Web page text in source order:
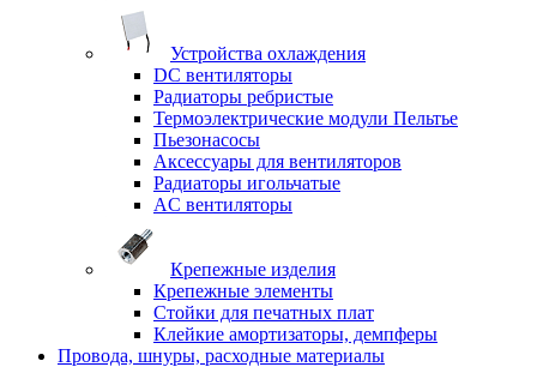
Устройства охлаждения
DC вентиляторы
Радиаторы ребристые
Термоэлектрические модули Пельтье
Пьезонасосы
Аксессуары для вентиляторов
Радиаторы игольчатые
AC вентиляторы
Крепежные изделия
Крепежные элементы
Стойки для печатных плат
Клейкие амортизаторы, демпферы
Провода, шнуры, расходные материалы